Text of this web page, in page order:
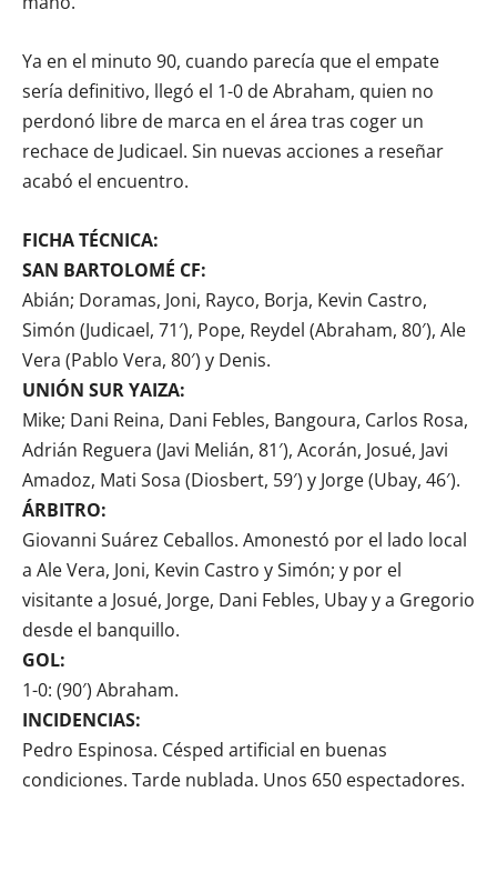
Ya en el minuto 90, cuando parecía que el empate
sería definitivo, llegó el 1-0 de Abraham, quien no
perdonó libre de marca en el área tras coger un
rechace de Judicael. Sin nuevas acciones a reseñar
acabó el encuentro.
FICHA TÉCNICA:
SAN BARTOLOMÉ CF:
Abián; Doramas, Joni, Rayco, Borja, Kevin Castro,
Simón (Judicael, 71′), Pope, Reydel (Abraham, 80′), Ale
Vera (Pablo Vera, 80′) y Denis.
UNIÓN SUR YAIZA:
Mike; Dani Reina, Dani Febles, Bangoura, Carlos Rosa,
Adrián Reguera (Javi Melián, 81′), Acorán, Josué, Javi
Amadoz, Mati Sosa (Diosbert, 59′) y Jorge (Ubay, 46′).
ÁRBITRO:
Giovanni Suárez Ceballos. Amonestó por el lado local
a Ale Vera, Joni, Kevin Castro y Simón; y por el
visitante a Josué, Jorge, Dani Febles, Ubay y a Gregorio
desde el banquillo.
GOL:
1-0: (90′) Abraham.
INCIDENCIAS:
Pedro Espinosa. Césped artificial en buenas
condiciones. Tarde nublada. Unos 650 espectadores.